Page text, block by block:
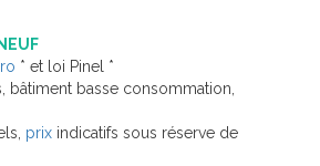
* et loi Pinel *
bâtiment basse consommation,
prix indicatifs sous réserve de